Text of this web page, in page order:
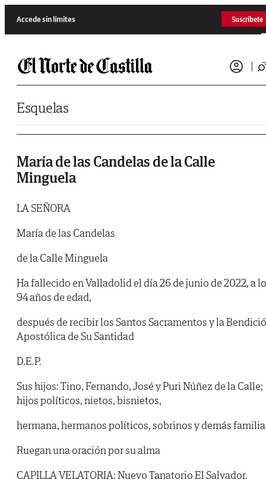
Accede sin límites Suscríbete
Esquelas
María de las Candelas de la Calle
Minguela
LA SEÑORA
María de las Candelas
de la Calle Minguela
Ha fallecido en Valladolid el día 26 de junio de 2022, a
94 años de edad,
después de recibir los Santos Sacramentos y la
Apostólica de Su Santidad
D.E.P.
Sus hijos: Tino, Fernando, José y Puri Núñez de la Calle;
hijos políticos, nietos, bisnietos,
hermana, hermanos políticos, sobrinos y demás
Ruegan una oración por su alma
CAPILLA VELATORIA: Nuevo Tanatorio El Salvador.